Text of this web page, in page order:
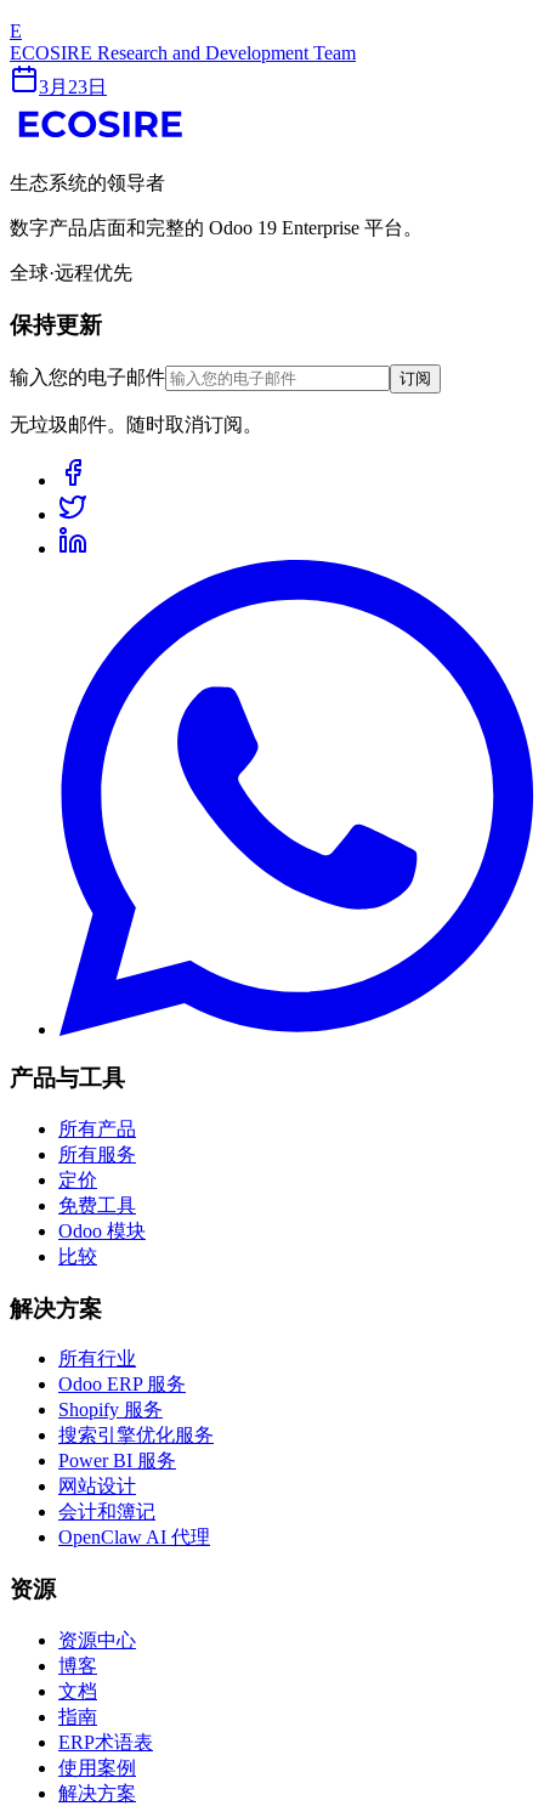
E
ECOSIRE Research and Development Team
3月23日
生态系统的领导者
数字产品店面和完整的 Odoo 19 Enterprise 平台。
全球·远程优先
保持更新
输入您的电子邮件 订阅
无垃圾邮件。随时取消订阅。
产品与工具
所有产品
所有服务
定价
免费工具
Odoo 模块
比较
解决方案
所有行业
Odoo ERP 服务
Shopify 服务
搜索引擎优化服务
Power BI 服务
网站设计
会计和簿记
OpenClaw AI 代理
资源
资源中心
博客
文档
指南
ERP术语表
使用案例
解决方案